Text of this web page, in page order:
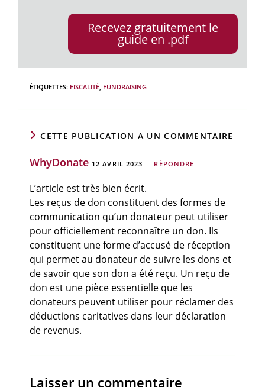
Recevez gratuitement le
guide en .pdf
ÉTIQUETTES: FISCALITÉ, FUNDRAISING
CETTE PUBLICATION A UN COMMENTAIRE
WhyDonate 12 AVRIL 2023 RÉPONDRE
L’article est très bien écrit.
Les reçus de don constituent des formes de
communication qu’un donateur peut utiliser
pour officiellement reconnaître un don. Ils
constituent une forme d’accusé de réception
qui permet au donateur de suivre les dons et
de savoir que son don a été reçu. Un reçu de
don est une pièce essentielle que les
donateurs peuvent utiliser pour réclamer des
déductions caritatives dans leur déclaration
de revenus.
Laisser un commentaire